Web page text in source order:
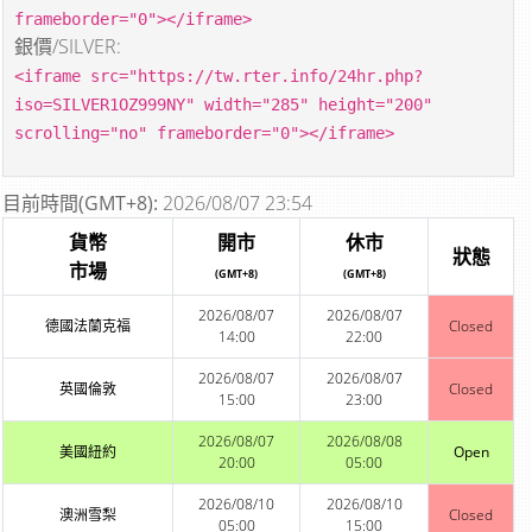
frameborder="0"></iframe>
銀價/SILVER:
<iframe src="https://tw.rter.info/24hr.php?
iso=SILVER1OZ999NY" width="285" height="200"
scrolling="no" frameborder="0"></iframe>
目前時間(GMT+8): 2026/08/07 23:54
貨幣
市場
開市
(GMT+8)
休市
(GMT+8)
狀態
德國法蘭克福
2026/08/07
14:00
2026/08/07
22:00
Closed
英國倫敦
2026/08/07
15:00
2026/08/07
23:00
Closed
美國紐約
2026/08/07
20:00
2026/08/08
05:00
Open
澳洲雪梨
2026/08/10
05:00
2026/08/10
15:00
Closed